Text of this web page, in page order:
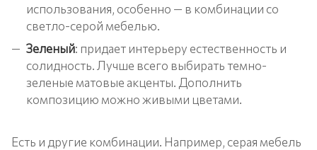
использования, особенно — в комбинации со
светло-серой мебелью.
Зеленый: придает интерьеру естественность и
солидность. Лучше всего выбирать темно-
зеленые матовые акценты. Дополнить
композицию можно живыми цветами.
Есть и другие комбинации. Например, серая мебель